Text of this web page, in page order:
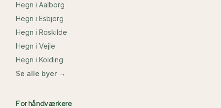
Hegn i Aalborg
Hegn i Esbjerg
Hegn i Roskilde
Hegn i Vejle
Hegn i Kolding
Se alle byer →
For håndværkere